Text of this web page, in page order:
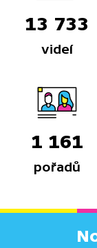
13 733
videí
1 161
pořadů